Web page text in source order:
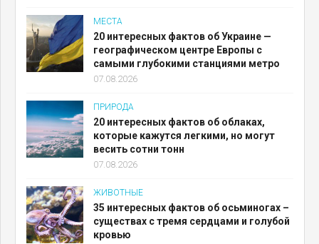
МЕСТА
20 интересных фактов об Украине —
географическом центре Европы с
самыми глубокими станциями метро
07.08.2026
ПРИРОДА
20 интересных фактов об облаках,
которые кажутся легкими, но могут
весить сотни тонн
07.08.2026
ЖИВОТНЫЕ
35 интересных фактов об осьминогах –
существах с тремя сердцами и голубой
кровью